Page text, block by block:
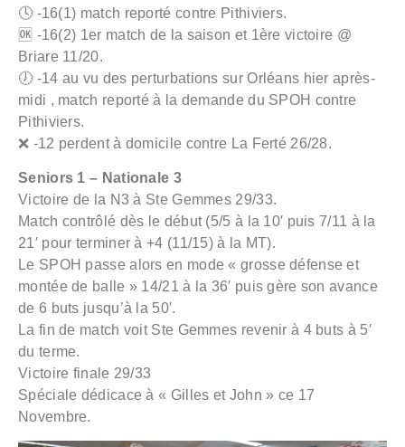
🕓 -16(1) match reporté contre Pithiviers.
🆗 -16(2) 1er match de la saison et 1ère victoire @
Briare 11/20.
🕖 -14 au vu des perturbations sur Orléans hier après-
midi , match reporté à la demande du SPOH contre
Pithiviers.
❌ -12 perdent à domicile contre La Ferté 26/28.
Seniors 1 – Nationale 3
Victoire de la N3 à Ste Gemmes 29/33.
Match contrôlé dès le début (5/5 à la 10′ puis 7/11 à la
21′ pour terminer à +4 (11/15) à la MT).
Le SPOH passe alors en mode « grosse défense et
montée de balle » 14/21 à la 36′ puis gère son avance
de 6 buts jusqu’à la 50′.
La fin de match voit Ste Gemmes revenir à 4 buts à 5′
du terme.
Victoire finale 29/33
Spéciale dédicace à « Gilles et John » ce 17
Novembre.